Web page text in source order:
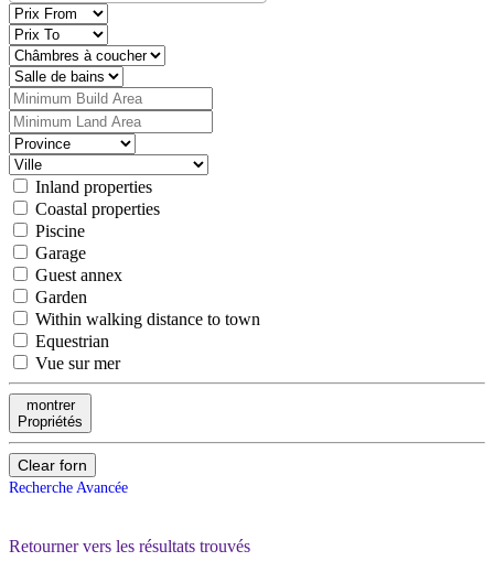
Inland properties
Coastal properties
Piscine
Garage
Guest annex
Garden
Within walking distance to town
Equestrian
Vue sur mer
montrer
Propriétés
Clear forn
Recherche Avancée
Retourner vers les résultats trouvés